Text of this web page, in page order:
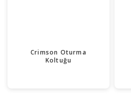
Crimson Oturma
Koltuğu